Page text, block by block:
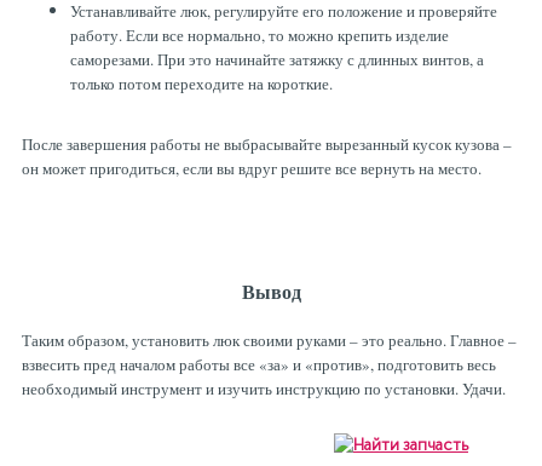
Устанавливайте люк, регулируйте его положение и проверяйте
работу. Если все нормально, то можно крепить изделие
саморезами. При это начинайте затяжку с длинных винтов, а
только потом переходите на короткие.
После завершения работы не выбрасывайте вырезанный кусок кузова –
он может пригодиться, если вы вдруг решите все вернуть на место.
Вывод
Таким образом, установить люк своими руками – это реально. Главное –
взвесить пред началом работы все «за» и «против», подготовить весь
необходимый инструмент и изучить инструкцию по установки. Удачи.